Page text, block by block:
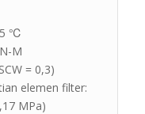
℃
M
= 0,3)
elemen filter:
MPa)